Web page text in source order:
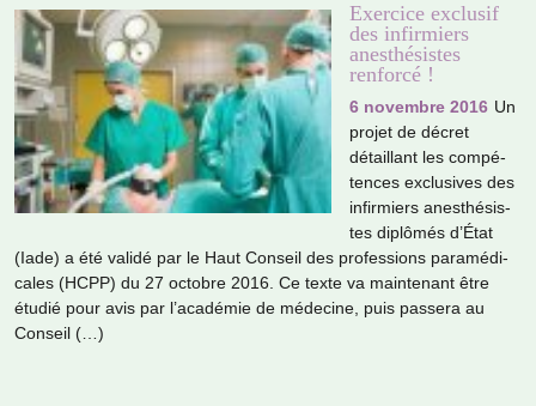
Exercice exclusif
des infirmiers
anesthésistes
renforcé !
6 novembre 2016 Un
projet de décret
détaillant les com­pé­
ten­ces exclu­si­ves des
infir­miers anes­thé­sis­
tes diplô­més d’État
(Iade) a été validé par le Haut Conseil des pro­fes­sions para­mé­di­
ca­les (HCPP) du 27 octo­bre 2016. Ce texte va main­te­nant être
étudié pour avis par l’aca­dé­mie de méde­cine, puis pas­sera au
Conseil (…)